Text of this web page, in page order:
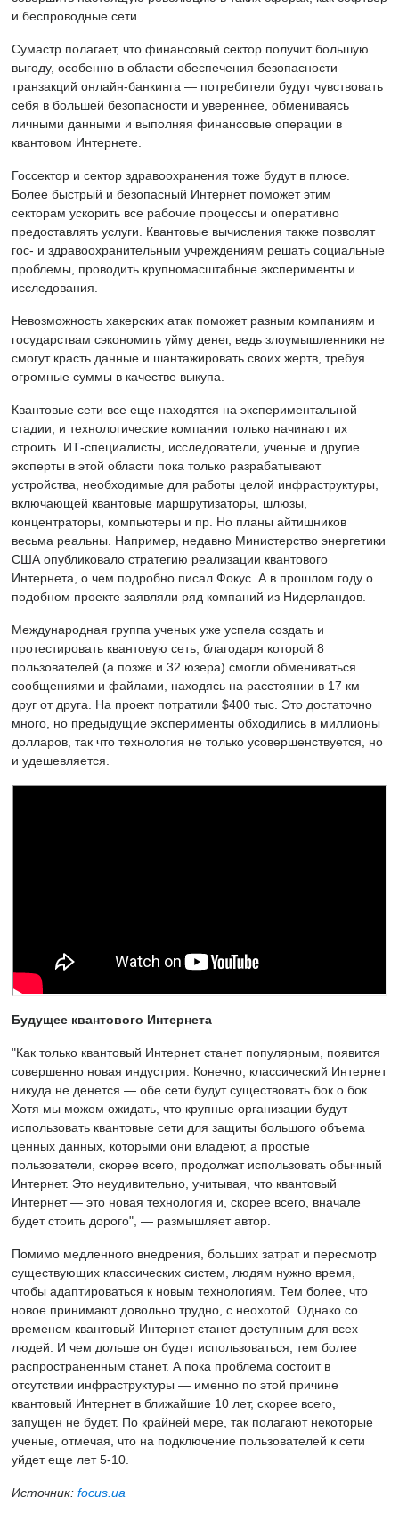
и беспроводные сети.
Сумастр полагает, что финансовый сектор получит большую
выгоду, особенно в области обеспечения безопасности
транзакций онлайн-банкинга — потребители будут чувствовать
себя в большей безопасности и увереннее, обмениваясь
личными данными и выполняя финансовые операции в
квантовом Интернете.
Госсектор и сектор здравоохранения тоже будут в плюсе.
Более быстрый и безопасный Интернет поможет этим
секторам ускорить все рабочие процессы и оперативно
предоставлять услуги. Квантовые вычисления также позволят
гос- и здравоохранительным учреждениям решать социальные
проблемы, проводить крупномасштабные эксперименты и
исследования.
Невозможность хакерских атак поможет разным компаниям и
государствам сэкономить уйму денег, ведь злоумышленники не
смогут красть данные и шантажировать своих жертв, требуя
огромные суммы в качестве выкупа.
Квантовые сети все еще находятся на экспериментальной
стадии, и технологические компании только начинают их
строить. ИТ-специалисты, исследователи, ученые и другие
эксперты в этой области пока только разрабатывают
устройства, необходимые для работы целой инфраструктуры,
включающей квантовые маршрутизаторы, шлюзы,
концентраторы, компьютеры и пр. Но планы айтишников
весьма реальны. Например, недавно Министерство энергетики
США опубликовало стратегию реализации квантового
Интернета, о чем подробно писал Фокус. А в прошлом году о
подобном проекте заявляли ряд компаний из Нидерландов.
Международная группа ученых уже успела создать и
протестировать квантовую сеть, благодаря которой 8
пользователей (а позже и 32 юзера) смогли обмениваться
сообщениями и файлами, находясь на расстоянии в 17 км
друг от друга. На проект потратили $400 тыс. Это достаточно
много, но предыдущие эксперименты обходились в миллионы
долларов, так что технология не только усовершенствуется, но
и удешевляется.
Будущее квантового Интернета
"Как только квантовый Интернет станет популярным, появится
совершенно новая индустрия. Конечно, классический Интернет
никуда не денется — обе сети будут существовать бок о бок.
Хотя мы можем ожидать, что крупные организации будут
использовать квантовые сети для защиты большого объема
ценных данных, которыми они владеют, а простые
пользователи, скорее всего, продолжат использовать обычный
Интернет. Это неудивительно, учитывая, что квантовый
Интернет — это новая технология и, скорее всего, вначале
будет стоить дорого", — размышляет автор.
Помимо медленного внедрения, больших затрат и пересмотр
существующих классических систем, людям нужно время,
чтобы адаптироваться к новым технологиям. Тем более, что
новое принимают довольно трудно, с неохотой. Однако со
временем квантовый Интернет станет доступным для всех
людей. И чем дольше он будет использоваться, тем более
распространенным станет. А пока проблема состоит в
отсутствии инфраструктуры — именно по этой причине
квантовый Интернет в ближайшие 10 лет, скорее всего,
запущен не будет. По крайней мере, так полагают некоторые
ученые, отмечая, что на подключение пользователей к сети
уйдет еще лет 5-10.
Источник: focus.ua